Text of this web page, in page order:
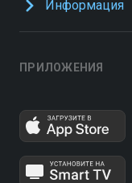
Информация
ПРИЛОЖЕНИЯ